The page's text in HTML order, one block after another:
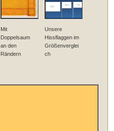
Mit
Doppelsaum
an den
Rändern
Unsere
Hissflaggen im
Größenverglei
ch